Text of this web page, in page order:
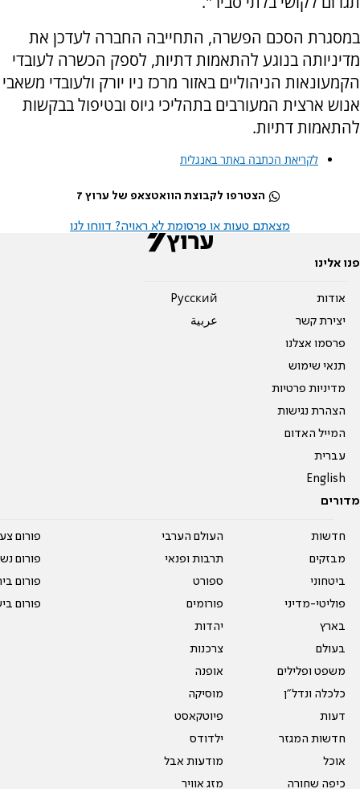
במסגרת הסכם הפשרה, התחייבה החברה לעדכן את
מדיניותה בנוגע להתאמות דתיות, לספק הכשרה לעובדי
הקמעונאות הניהוליים באזור מרכז ניו יורק ולעובדי משאבי
אנוש ארצית המעורבים בתהליכי גיוס ובטיפול בבקשות
להתאמות דתיות.
לקריאת הכתבה באתר באנגלית
הצטרפו לקבוצת הוואטצאפ של ערוץ 7
מצאתם טעות או פרסומת לא ראויה? דווחו לנו
פנו אלינו
אודות
יצירת קשר
פרסמו אצלנו
תנאי שימוש
מדיניות פרטיות
הצהרת נגישות
המייל האדום
עברית
English
Pусский
عربية
מדורים
חדשות
מבזקים
ביטחוני
פוליטי-מדיני
בארץ
בעולם
משפט ופלילים
כלכלה ונדל"ן
דעות
חדשות המגזר
אוכל
כיפה שחורה
העולם הערבי
תרבות ופנאי
ספורט
פורומים
יהדות
צרכנות
אופנה
מוסיקה
פיוטקאסט
ילדודס
מודעות אבל
מזג אוויר
פורום
פורום
פורום
פורום